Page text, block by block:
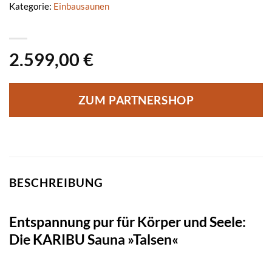
2.599,00 €
ZUM PARTNERSHOP
Kategorie: Einbausaunen
BESCHREIBUNG
Entspannung pur für Körper und Seele:
Die KARIBU Sauna »Talsen«